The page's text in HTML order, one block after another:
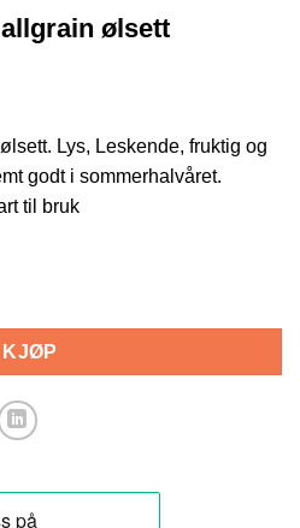
ølsett
Lys, Leskende, fruktig og
godt i sommerhalvåret.
til bruk
antall
KJØP